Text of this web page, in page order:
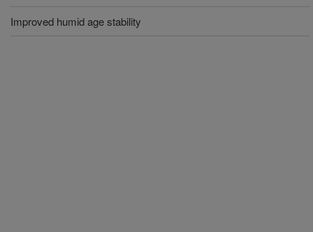
Improved humid age stability